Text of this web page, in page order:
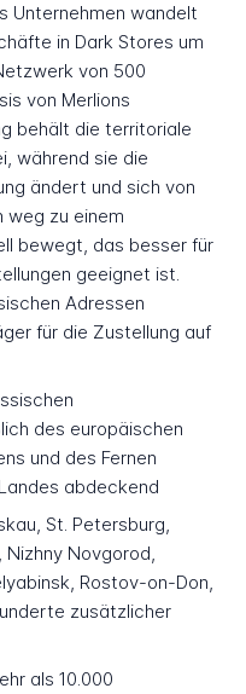
Unternehmen wandelt
in Dark Stores um
von 500
von Merlions
behält die territoriale
während sie die
ändert und sich von
weg zu einem
bewegt, das besser für
geeignet ist.
Adressen
für die Zustellung auf
des europäischen
und des Fernen
abdeckend
St. Petersburg,
Nizhny Novgorod,
Rostov-on-Don,
zusätzlicher
als 10.000